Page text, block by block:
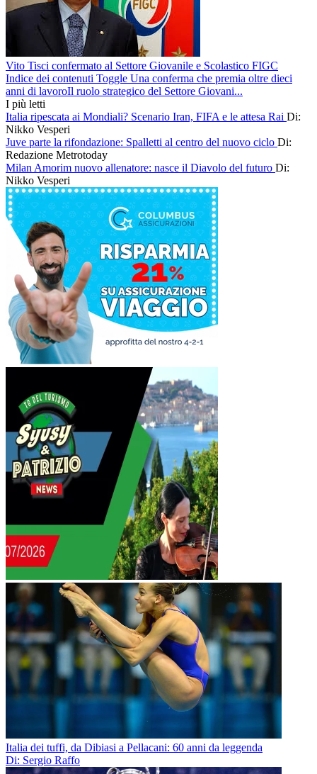
Vito Tisci confermato al Settore Giovanile e Scolastico FIGC
Indice dei contenuti Toggle Una conferma che premia oltre dieci
anni di lavoroIl ruolo strategico del Settore Giovani...
I più letti
Italia ripescata ai Mondiali? Scenario Iran, FIFA e le attesa Rai Di:
Nikko Vesperi
Juve parte la rifondazione: Spalletti al centro del nuovo ciclo Di:
Redazione Metrotoday
Milan Amorim nuovo allenatore: nasce il Diavolo del futuro Di:
Nikko Vesperi
Italia dei tuffi, da Dibiasi a Pellacani: 60 anni da leggenda
Di: Sergio Raffo